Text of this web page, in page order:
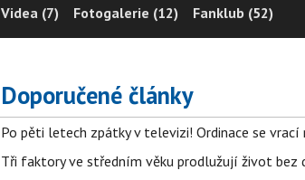
Videa (7) Fotogalerie (12) Fanklub (52)
Doporučené články
Po pěti letech zpátky v televizi! Ordinace se
Tři faktory ve středním věku prodlužují život bez